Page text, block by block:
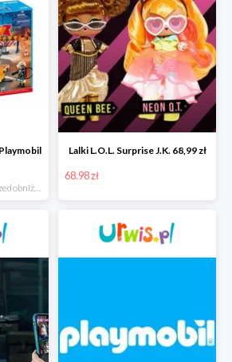
Lalki L.O.L. Surprise J.K. 68,99 zł
68.98 zł